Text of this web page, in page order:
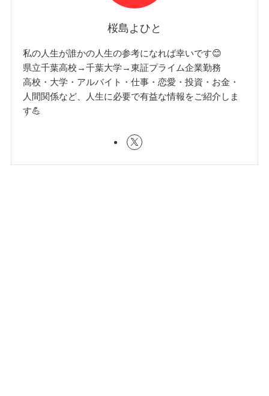
桜島よひと
私の人生が誰かの人生の参考になれば幸いです😊
県立千葉高校→千葉大学→東証プライム企業勤務
高校・大学・アルバイト・仕事・恋愛・投資・お金・
人間関係など、人生に必要で有益な情報をご紹介しま
す💪